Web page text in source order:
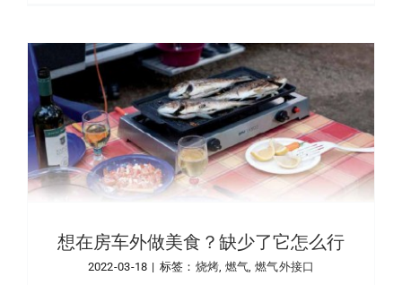
想在房车外做美食？缺少了它怎么行
2022-03-18 | 标签： 烧烤 燃气 燃气外接口